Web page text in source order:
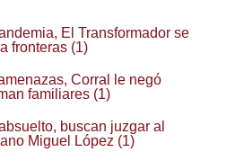
El Transformador se
fronteras (1)
Corral le negó
familiares (1)
buscan juzgar al
Miguel López (1)